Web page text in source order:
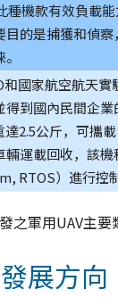
機款有效負載
目的是捕獲和偵
和國家航空航天
得到國內民間企
2.5公斤，可攜
輛運載回收，該
RTOS）進行控制
之軍用UAV主要
展方向